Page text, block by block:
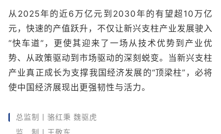
从2025年的近6万亿元到2030年的有望超10万亿
元，快速的产值跃升，不仅让新兴支柱产业发展驶入
“快车道”，更使其迎来了一场从技术优势到产业优
势、从政策驱动到市场驱动的深刻蜕变。当新兴支柱
产业真正成长为支撑我国经济发展的“顶梁柱”，必将
使中国经济展现出更强韧性与活力。
总监制丨骆红秉 魏驱虎